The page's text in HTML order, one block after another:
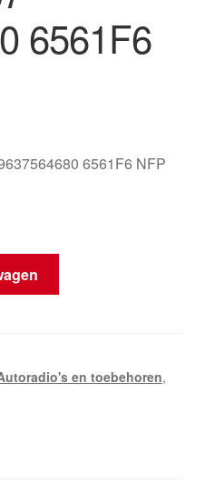
6561F6
6561F6 NFP
en toebehoren,